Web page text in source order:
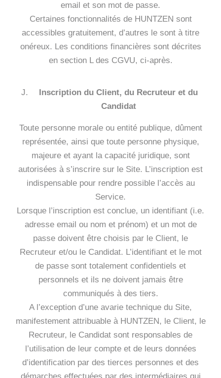
email et son mot de passe.
Certaines fonctionnalités de HUNTZEN sont
accessibles gratuitement, d’autres le sont à titre
onéreux. Les conditions financières sont décrites
en section L des CGVU, ci-après.
Inscription du Client, du Recruteur et du
Candidat
Toute personne morale ou entité publique, dûment
représentée, ainsi que toute personne physique,
majeure et ayant la capacité juridique, sont
autorisées à s’inscrire sur le Site. L’inscription est
indispensable pour rendre possible l’accès au
Service.
Lorsque l’inscription est conclue, un identifiant (i.e.
adresse email ou nom et prénom) et un mot de
passe doivent être choisis par le Client, le
Recruteur et/ou le Candidat. L’identifiant et le mot
de passe sont totalement confidentiels et
personnels et ils ne doivent jamais être
communiqués à des tiers.
A l’exception d’une avarie technique du Site,
manifestement attribuable à HUNTZEN, le Client, le
Recruteur, le Candidat sont responsables de
l’utilisation de leur compte et de leurs données
d’identification par des tierces personnes et des